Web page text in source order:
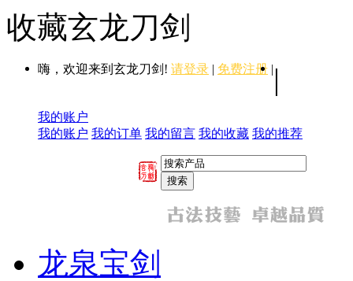
收藏玄龙刀剑
嗨，欢迎来到玄龙刀剑! 请登录 | 免费注册 | |
我的账户
我的账户 我的订单 我的留言 我的收藏 我的推荐
龙泉宝剑